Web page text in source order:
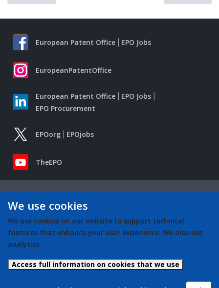
European Patent Office EPO Jobs
EuropeanPatentOffice
European Patent Office
EPO Jobs
EPO Procurement
EPOorg EPOjobs
TheEPO
We use cookies
We use cookies on our website to support technical
features that enhance your user experience. We also use
analytics.
Access full information on cookies that we use